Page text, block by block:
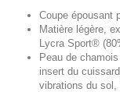
Coupe épousant
Matière légère,
Lycra Sport®
Peau de
insert du
vibrations du